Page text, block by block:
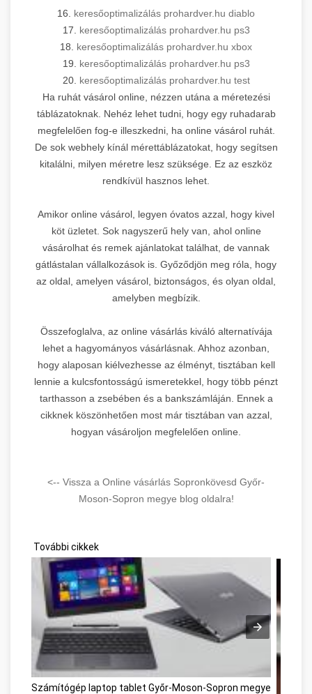
16. keresőoptimalizálás prohardver.hu diablo
17. keresőoptimalizálás prohardver.hu ps3
18. keresőoptimalizálás prohardver.hu xbox
19. keresőoptimalizálás prohardver.hu ps3
20. keresőoptimalizálás prohardver.hu test
Ha ruhát vásárol online, nézzen utána a méretezési
táblázatoknak. Nehéz lehet tudni, hogy egy ruhadarab
megfelelően fog-e illeszkedni, ha online vásárol ruhát.
De sok webhely kínál mérettáblázatokat, hogy segítsen
kitalálni, milyen méretre lesz szüksége. Ez az eszköz
rendkívül hasznos lehet.
Amikor online vásárol, legyen óvatos azzal, hogy kivel
köt üzletet. Sok nagyszerű hely van, ahol online
vásárolhat és remek ajánlatokat találhat, de vannak
gátlástalan vállalkozások is. Győződjön meg róla, hogy
az oldal, amelyen vásárol, biztonságos, és olyan oldal,
amelyben megbízik.
Összefoglalva, az online vásárlás kiváló alternatívája
lehet a hagyományos vásárlásnak. Ahhoz azonban,
hogy alaposan kiélvezhesse az élményt, tisztában kell
lennie a kulcsfontosságú ismeretekkel, hogy több pénzt
tarthasson a zsebében és a bankszámláján. Ennek a
cikknek köszönhetően most már tisztában van azzal,
hogyan vásároljon megfelelően online.
<-- Vissza a Online vásárlás Sopronkövesd Győr-
Moson-Sopron megye blog oldalra!
További cikkek
Számítógép laptop tablet Győr-Moson-Sopron megye